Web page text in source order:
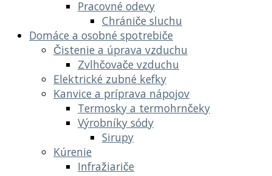
Pracovné odevy
Chrániče sluchu
Domáce a osobné spotrebiče
Čistenie a úprava vzduchu
Zvlhčovače vzduchu
Elektrické zubné kefky
Kanvice a príprava nápojov
Termosky a termohrnčeky
Výrobníky sódy
Sirupy
Kúrenie
Infražiariče